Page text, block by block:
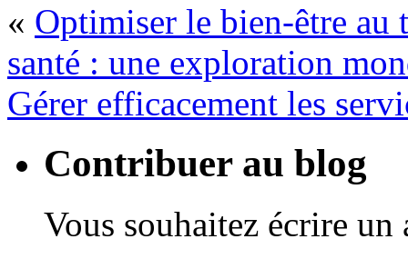
« Optimiser le bien-être au
santé : une exploration
Gérer efficacement les
Contribuer au blog
Vous souhaitez écrire